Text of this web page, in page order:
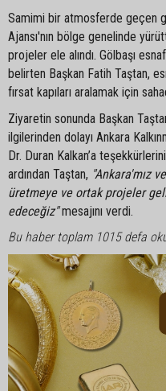
Samimi bir atmosferde geçen
Ajansı'nın bölge genelinde
projeler ele alındı. Gölbaşı
belirten Başkan Fatih Taştan,
fırsat kapıları aralamak için
Ziyaretin sonunda Başkan
ilgilerinden dolayı Ankara
Dr. Duran Kalkan’a
ardından Taştan, "Ankara'mız
üretmeye ve ortak projeler
edeceğiz"mesajını verdi.
Bu haber toplam 1015 defa